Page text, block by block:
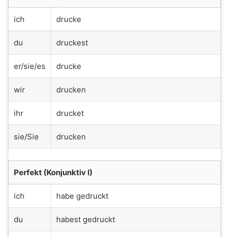
ich drucke
du druckest
er/sie/es drucke
wir drucken
ihr drucket
sie/Sie drucken
Perfekt (Konjunktiv I)
ich habe gedruckt
du habest gedruckt